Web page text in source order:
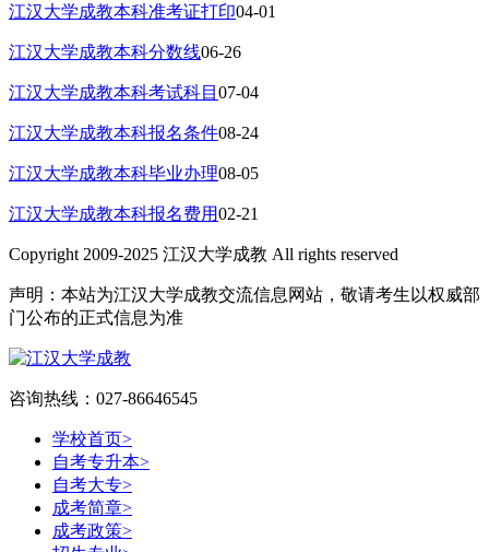
江汉大学成教本科准考证打印04-01
江汉大学成教本科分数线06-26
江汉大学成教本科考试科目 07-04
江汉大学成教本科报名条件08-24
江汉大学成教本科毕业办理08-05
江汉大学成教本科报名费用02-21
Copyright 2009-2025 江汉大学成教 All rights reserved
声明：本站为江汉大学成教交流信息网站，敬请考生以权威部
门公布的正式信息为准
咨询热线：027-86646545
学校首页>
自考专升本>
自考大专>
成考简章>
成考政策>